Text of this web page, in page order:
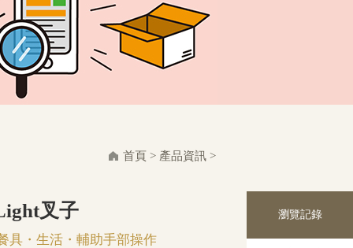
首頁 > 產品資訊 >
叉子
具・生活・輔助手部操作
瀏覽記錄